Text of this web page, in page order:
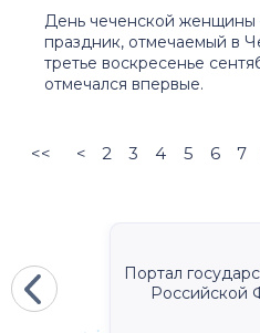
День чеченской
праздник, отмечаемый в
третье воскресенье
отмечался впервые.
<< < 2 3 4 5 6 7
Портал
Российской